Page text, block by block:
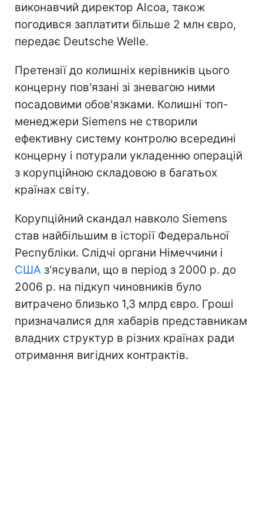
виконавчий директор Alcoa, також
погодився заплатити більше 2 млн євро,
передає Deutsche Welle.
Претензії до колишніх керівників цього
концерну пов'язані зі зневагою ними
посадовими обов'язками. Колишні топ-
менеджери Siemens не створили
ефективну систему контролю всередині
концерну і потурали укладенню операцій
з корупційною складовою в багатьох
країнах світу.
Корупційний скандал навколо Siemens
став найбільшим в історії Федеральної
Республіки. Слідчі органи Німеччини і
США з'ясували, що в період з 2000 р. до
2006 р. на підкуп чиновників було
витрачено близько 1,3 млрд євро. Гроші
призначалися для хабарів представникам
владних структур в різних країнах ради
отримання вигідних контрактів.